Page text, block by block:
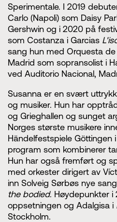
Sperimentale. I 2019
Carlo (Napoli) som Daisy
Gershwin og i 2020 på
som Costanza i Garcias
sang hun med Orquesta
Madrid som sopransolist i
ved Auditorio Nacional,
Susanna er en svært
og musiker. Hun har
og Grieghallen og sunget
Norges største musikere
Händelfestspiele Göttingen
program som kombinerer
Hun har også fremført og
med orkester dirigert av
inn Solveig Sørbøs nye
the bodied. Høydepunkter i
oppsetningen og Adalgisa i
Stockholm.